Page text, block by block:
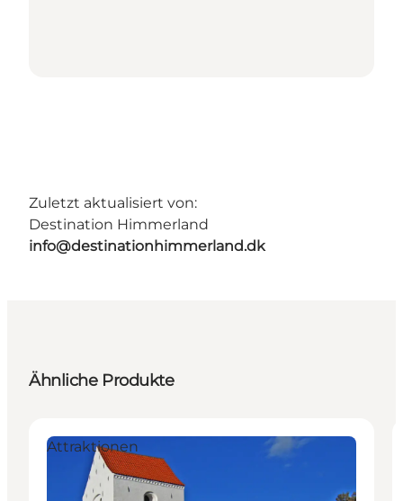
Zuletzt aktualisiert von:
Destination Himmerland
info@destinationhimmerland.dk
Ähnliche Produkte
Attraktionen